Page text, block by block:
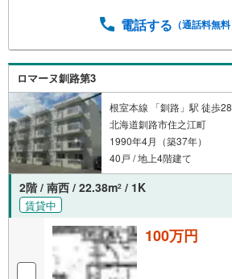
電話する （通話料無料
ロマーヌ釧路第3
根室本線 「釧路」駅 徒歩
北海道釧路市住之江町
1990年4月（築37年）
40戸 / 地上4階建て
2階 / 南西 / 22.38m2 / 1K
賃貸中
100万円